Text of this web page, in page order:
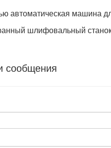
автоматическая машина
шлифовальный станок
сообщения